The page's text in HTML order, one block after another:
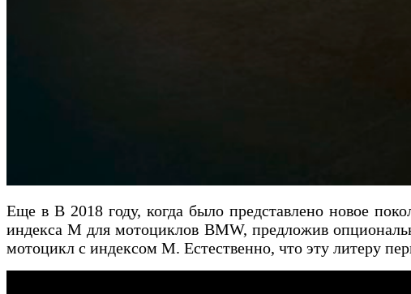
Еще в В 2018 году, когда было представлено новое
индекса М для мотоциклов BMW, предложив
мотоцикл с индексом М. Естественно, что эту литеру